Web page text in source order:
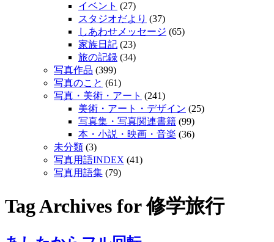
イベント (27)
スタジオだより (37)
しあわせメッセージ (65)
家族日記 (23)
旅の記録 (34)
写真作品 (399)
写真のこと (61)
写真・美術・アート (241)
美術・アート・デザイン (25)
写真集・写真関連書籍 (99)
本・小説・映画・音楽 (36)
未分類 (3)
写真用語INDEX (41)
写真用語集 (79)
Tag Archives for修学旅行